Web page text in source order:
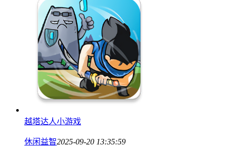
越塔达人小游戏
休闲益智2025-09-20 13:35:59